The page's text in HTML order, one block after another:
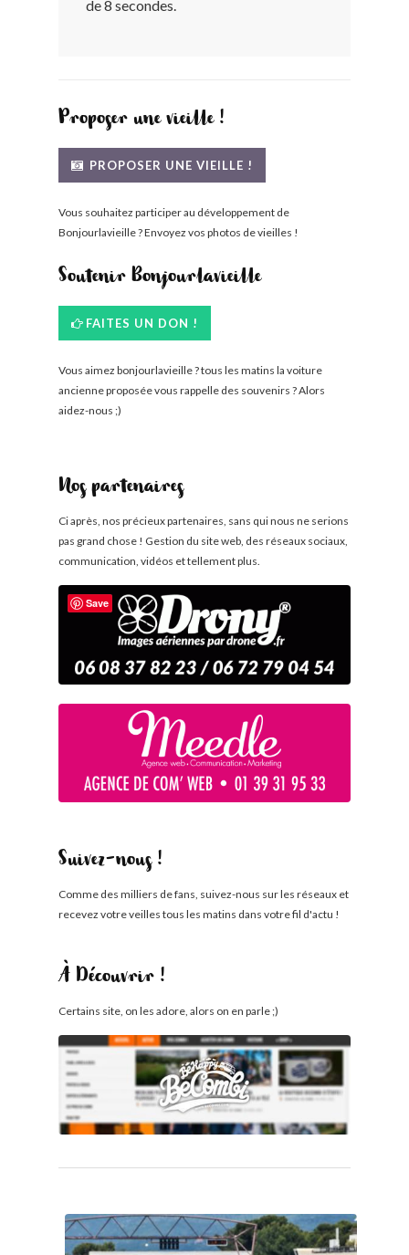
COMMENT FONCTIONNE BLV ?
de 8 secondes.
Proposer une vieille !
PROPOSER UNE VIEILLE !
Vous souhaitez participer au développement de
Bonjourlavieille ? Envoyez vos photos de vieilles !
Soutenir Bonjourlavieille
FAITES UN DON !
Vous aimez bonjourlavieille ? tous les matins la voiture
ancienne proposée vous rappelle des souvenirs ? Alors
aidez-nous ;)
Nos partenaires
Ci après, nos précieux partenaires, sans qui nous ne serions
pas grand chose ! Gestion du site web, des réseaux sociaux,
communication, vidéos et tellement plus.
Suivez-nous !
Comme des milliers de fans, suivez-nous sur les réseaux et
recevez votre veilles tous les matins dans votre fil d'actu !
À Découvrir !
Certains site, on les adore, alors on en parle ;)
Save